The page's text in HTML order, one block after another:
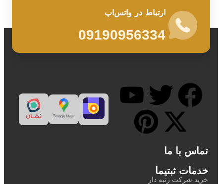
ارتباط در واتس‌اپ
09190956334
تماس با ما
خدمات ثبتیما
خرید شرکت رتبه دار